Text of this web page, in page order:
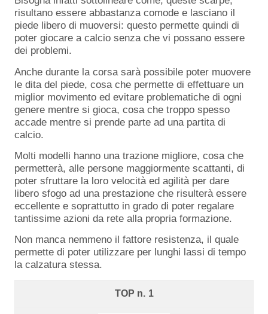
risultano essere abbastanza comode e lasciano il
piede libero di muoversi: questo permette quindi di
poter giocare a calcio senza che vi possano essere
dei problemi.
Anche durante la corsa sarà possibile poter muovere
le dita del piede, cosa che permette di effettuare un
miglior movimento ed evitare problematiche di ogni
genere mentre si gioca, cosa che troppo spesso
accade mentre si prende parte ad una partita di
calcio.
Molti modelli hanno una trazione migliore, cosa che
permetterà, alle persone maggiormente scattanti, di
poter sfruttare la loro velocità ed agilità per dare
libero sfogo ad una prestazione che risulterà essere
eccellente e soprattutto in grado di poter regalare
tantissime azioni da rete alla propria formazione.
Non manca nemmeno il fattore resistenza, il quale
permette di poter utilizzare per lunghi lassi di tempo
la calzatura stessa.
1